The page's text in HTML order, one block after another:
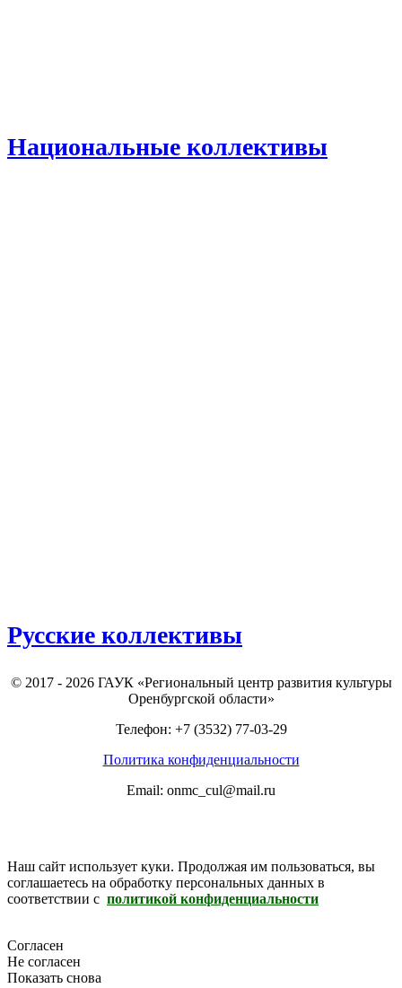
Национальные коллективы
Русские коллективы
© 2017 - 2026 ГАУК «Региональный центр развития культуры
Оренбургской области»
Телефон: +7 (3532) 77-03-29
Политика конфиденциальности
Email: onmc_cul@mail.ru
Наш сайт использует куки. Продолжая им пользоваться, вы
соглашаетесь на обработку персональных данных в
соответствии с политикой конфиденциальности
Согласен
Не согласен
Показать снова